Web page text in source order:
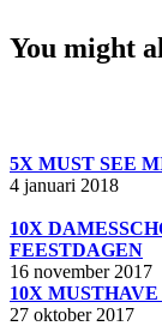
You might
5X MUST SEE
4 januari 2018
10X
FEESTDAGEN
16 november 2017
10X
27 oktober 2017